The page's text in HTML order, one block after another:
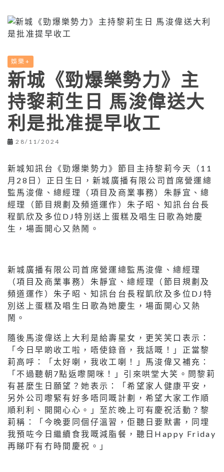
娛樂+
新城《勁爆樂勢力》主
持黎莉生日 馬浚偉送大
利是批准提早收工
28/11/2024
新城知訊台《勁爆樂勢力》節目主持黎莉今天（11
月28日）正日生日，新城廣播有限公司首席營運總
監馬浚偉、總經理（項目及商業事務）朱靜宜、總
經理（節目規劃及頻道運作）朱子昭、知訊台台長
程凱欣及多位DJ特別送上蛋糕及唱生日歌為她慶
生，場面開心又熱鬧。
新城廣播有限公司首席營運總監馬浚偉、總經理
（項目及商業事務）朱靜宜、總經理（節目規劃及
頻道運作）朱子昭、知訊台台長程凱欣及多位DJ特
別送上蛋糕及唱生日歌為她慶生，場面開心又熱
鬧。
隨後馬浚偉送上大利是給壽星女，更笑笑口表示：
「今日早啲收工啦，唔使錄音，我話嘅！」正當黎
莉高呼：「太好喇，我收工喇！」馬浚偉又補充：
「不過聽朝7點返嚟開咪！」引來哄堂大笑。問黎莉
有甚麼生日願望？她表示：「希望家人健康平安，
另外公司嚟緊有好多唔同嘅計劃，希望大家工作順
順利利、開開心心。」至於晚上可有慶祝活動？黎
莉稱：「今晚要同個仔溫習，佢聽日要默書，同埋
我預咗今日繼續食我嘅減脂餐，聽日Happy Friday
再睇吓有冇時間慶祝。」